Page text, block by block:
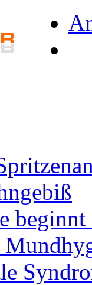
beginnt